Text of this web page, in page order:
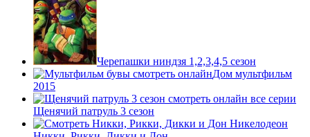
Черепашки ниндзя 1,2,3,4,5 сезон
Дом мультфильм
2015
Щенячий патруль 3 сезон